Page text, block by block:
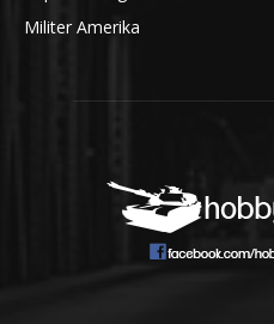
Militer Amerika